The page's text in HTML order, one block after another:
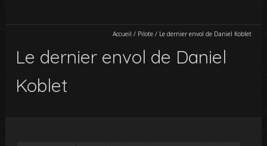
Accueil / Pilote/ Le dernier envol de Daniel Koblet
Le dernier envol de Daniel
Koblet